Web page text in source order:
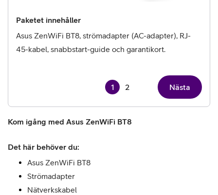
Paketet innehåller
Asus ZenWiFi BT8, strömadapter (AC-adapter), RJ-
45-kabel, snabbstart-guide och garantikort.
1 2 Nästa
Kom igång med Asus ZenWiFi BT8
Det här behöver du:
Asus ZenWiFi BT8
Strömadapter
Nätverkskabel